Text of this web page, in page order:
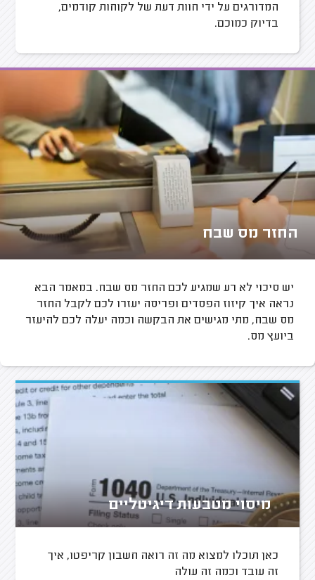
המדורגים על ידי חוות דעת של לקוחות קודמים,
בדיוק כמוכם.
החזר מס שבח
יש סיכוי לא רע שמגיע לכם החזר מס שבח. במאמר הבא
נראה איך קיזוז הפסדים ופריסה יעזרו לכם לקבל החזר
מס שבח, מתי מגישים את הבקשה וכמה יעלה לכם להיעזר
ביועץ מס.
מיסוי מטבעות דיגיטליים
כאן תוכלו למצוא מה זה רואה חשבון קריפטו, איך
זה עובד וכמה זה עולה